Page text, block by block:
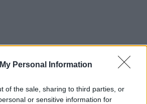
Personal Information
of the sale, sharing to third parties, or
or sensitive information for